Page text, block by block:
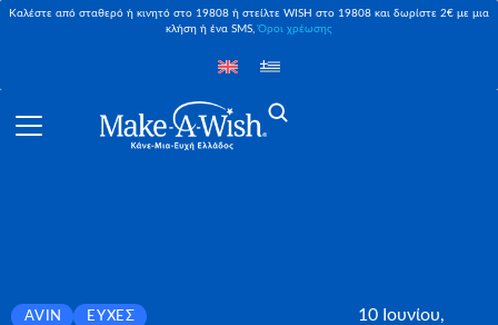
Καλέστε από σταθερό ή κινητό στο 19808 ή στείλτε WISH στο 19808 και δωρίστε 2€ με μια
κλήση ή ένα SMS,Όροι χρέωσης
AVIN
ΕΥΧΈΣ
10 Ιουνίου,